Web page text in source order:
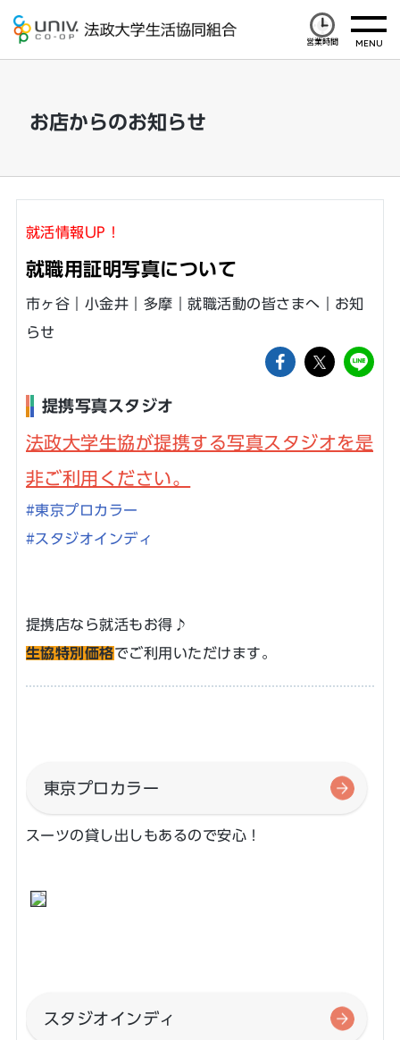
営業時間
お店からのお知らせ
就活情報UP！
就職用証明写真について
市ヶ谷｜小金井｜多摩｜就職活動の皆さまへ｜お知
らせ
facebookで
ツイート
提携写真スタジオ
法政大学生協が提携する写真スタジオを是
非ご利用ください。
#東京プロカラー
#スタジオインディ
提携店なら就活もお得♪
生協特別価格でご利用いただけます。
東京プロカラー
スーツの貸し出しもあるので安心！
スタジオインディ